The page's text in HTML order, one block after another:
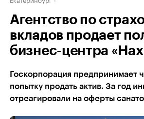
Агентство по
вкладов продает
бизнес-центра
Госкорпорация предпринимает
попытку продать актив. За год
отреагировали на оферты